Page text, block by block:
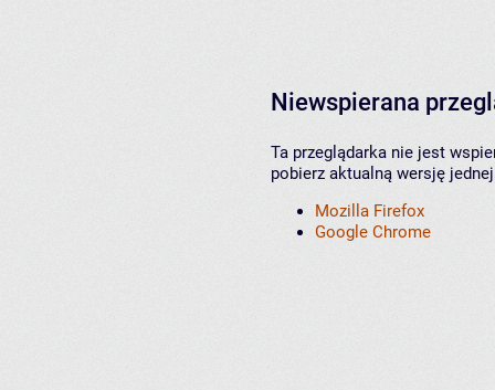
Niewspierana
Ta przeglądarka nie jest
pobierz aktualną wersję
Mozilla Firefox
Google Chrome